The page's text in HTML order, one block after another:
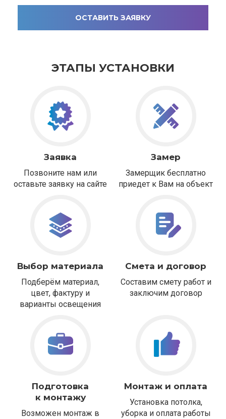
ОСТАВИТЬ ЗАЯВКУ
ЭТАПЫ УСТАНОВКИ
Заявка
Позвоните нам или
оставьте заявку на сайте
Замер
Замерщик бесплатно
приедет к Вам на объект
Выбор материала
Подберём материал,
цвет, фактуру и
варианты освещения
Смета и договор
Составим смету работ и
заключим договор
Подготовка
к монтажу
Возможен монтаж в
Монтаж и оплата
Установка потолка,
уборка и оплата работы